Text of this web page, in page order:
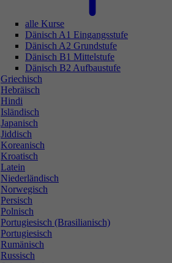
alle Kurse
Dänisch A1 Eingangsstufe
Dänisch A2 Grundstufe
Dänisch B1 Mittelstufe
Dänisch B2 Aufbaustufe
Griechisch
Hebräisch
Hindi
Isländisch
Japanisch
Jiddisch
Koreanisch
Kroatisch
Latein
Niederländisch
Norwegisch
Persisch
Polnisch
Portugiesisch (Brasilianisch)
Portugiesisch
Rumänisch
Russisch